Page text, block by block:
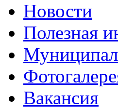
Новости
Полезная
Вакансия